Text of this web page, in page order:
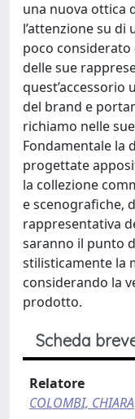
una nuova ottica
l’attenzione su
poco
delle sue
del brand e
richiamo nelle
Fondamentale la
progettate
la collezione
e scenografiche,
rappresentativa
saranno il punto
stilisticamente la
considerando la
prodotto.
Scheda
Relatore
COLOMBI, CHIARA